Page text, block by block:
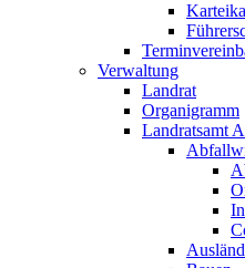
Verwaltung
Landrat
Organigramm
Landratsamt